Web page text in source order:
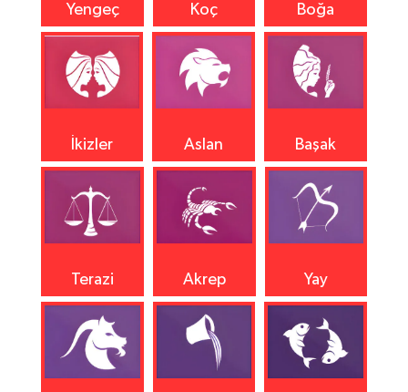
Yengeç Koç Boğa
İkizler Aslan Başak
Terazi Akrep Yay